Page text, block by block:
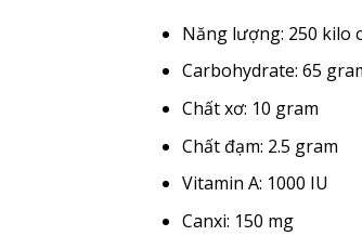
Năng lượng: 250 kilo
Carbohydrate: 65
Chất xơ: 10 gram
Chất đạm: 2.5 gram
Vitamin A: 1000 IU
Canxi: 150 mg